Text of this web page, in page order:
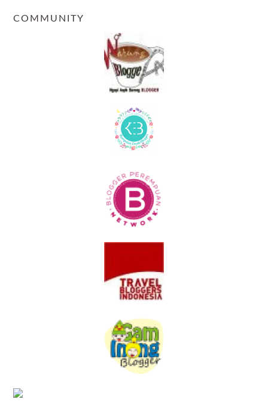
COMMUNITY